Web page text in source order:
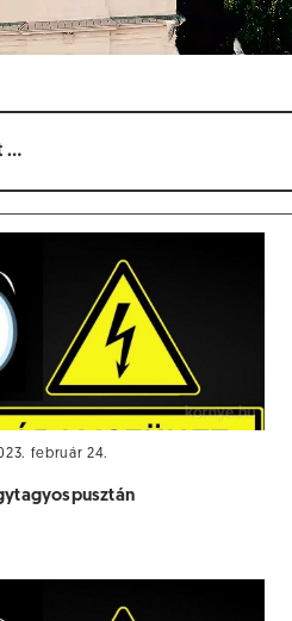
február 24.